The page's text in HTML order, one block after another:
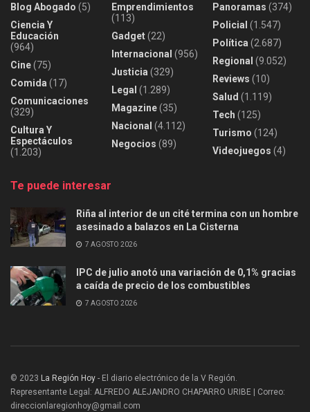
Blog Abogado (5)
Ciencia Y
Educación
(964)
Cine(75)
Comida (17)
Comunicaciones
(329)
Cultura Y
Espectáculos
(1.203)
Emprendimientos
(113)
Gadget(22)
Internacional (956)
Justicia (329)
Legal (1.289)
Magazine(35)
Nacional (4.112)
Negocios (89)
Panoramas (374)
Policial (1.547)
Política (2.687)
Regional (9.052)
Reviews (10)
Salud (1.119)
Tech (125)
Turismo (124)
Videojuegos (4)
Te puede interesar
Riña al interior de un cité termina con un hombre
asesinado a balazos en La Cisterna
7 AGOSTO 2026
IPC de julio anotó una variación de 0,1% gracias
a caída de precio de los combustibles
7 AGOSTO 2026
© 2023 La Región Hoy - El diario electrónico de la V Región.
Representante Legal: ALFREDO ALEJANDRO CHAPARRO URIBE | Correo:
direccionlaregionhoy@gmail.com